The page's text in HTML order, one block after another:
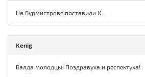
На Бурмистрове поставили Х...
Kenig
Балда молодцы! Поздравуха и респектуха!